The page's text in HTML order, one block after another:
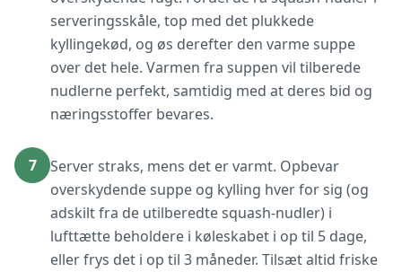
serveringsskåle, top med det plukkede
kyllingekød, og øs derefter den varme suppe
over det hele. Varmen fra suppen vil tilberede
nudlerne perfekt, samtidig med at deres bid og
næringsstoffer bevares.
7
Server straks, mens det er varmt. Opbevar
overskydende suppe og kylling hver for sig (og
adskilt fra de utilberedte squash-nudler) i
lufttætte beholdere i køleskabet i op til 5 dage,
eller frys det i op til 3 måneder. Tilsæt altid friske